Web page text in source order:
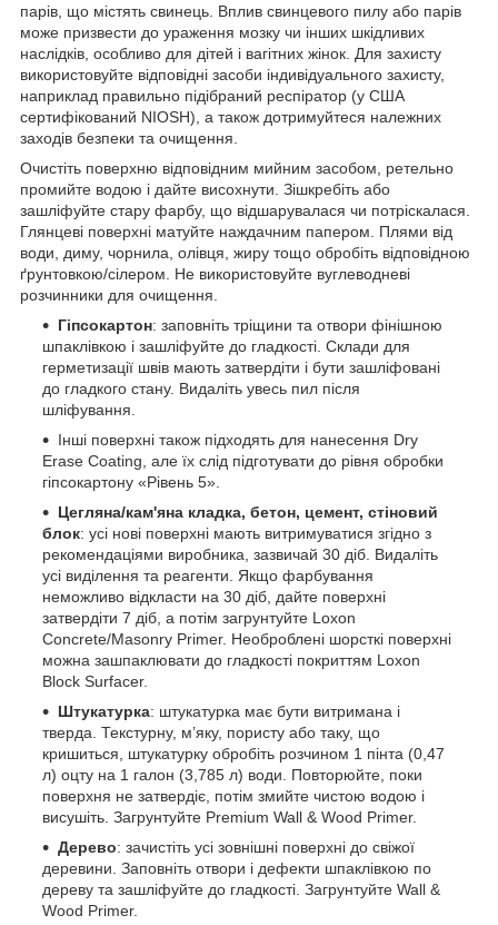
парів, що містять свинець. Вплив свинцевого пилу або парів
може призвести до ураження мозку чи інших шкідливих
наслідків, особливо для дітей і вагітних жінок. Для захисту
використовуйте відповідні засоби індивідуального захисту,
наприклад правильно підібраний респіратор (у США
сертифікований NIOSH), а також дотримуйтеся належних
заходів безпеки та очищення.
Очистіть поверхню відповідним мийним засобом, ретельно
промийте водою і дайте висохнути. Зішкребіть або
зашліфуйте стару фарбу, що відшарувалася чи потріскалася.
Глянцеві поверхні матуйте наждачним папером. Плями від
води, диму, чорнила, олівця, жиру тощо обробіть відповідною
ґрунтовкою/сілером. Не використовуйте вуглеводневі
розчинники для очищення.
Гіпсокартон: заповніть тріщини та отвори фінішною
шпаклівкою і зашліфуйте до гладкості. Склади для
герметизації швів мають затвердіти і бути зашліфовані
до гладкого стану. Видаліть увесь пил після
шліфування.
Інші поверхні також підходять для нанесення Dry
Erase Coating, але їх слід підготувати до рівня обробки
гіпсокартону «Рівень 5».
Цегляна/кам'яна кладка, бетон, цемент, стіновий
блок: усі нові поверхні мають витримуватися згідно з
рекомендаціями виробника, зазвичай 30 діб. Видаліть
усі виділення та реагенти. Якщо фарбування
неможливо відкласти на 30 діб, дайте поверхні
затвердіти 7 діб, а потім загрунтуйте Loxon
Concrete/Masonry Primer. Необроблені шорсткі поверхні
можна зашпаклювати до гладкості покриттям Loxon
Block Surfacer.
Штукатурка: штукатурка має бути витримана і
тверда. Текстурну, м’яку, пористу або таку, що
кришиться, штукатурку обробіть розчином 1 пінта (0,47
л) оцту на 1 галон (3,785 л) води. Повторюйте, поки
поверхня не затвердіє, потім змийте чистою водою і
висушіть. Загрунтуйте Premium Wall & Wood Primer.
Дерево: зачистіть усі зовнішні поверхні до свіжої
деревини. Заповніть отвори і дефекти шпаклівкою по
дереву та зашліфуйте до гладкості. Загрунтуйте Wall &
Wood Primer.